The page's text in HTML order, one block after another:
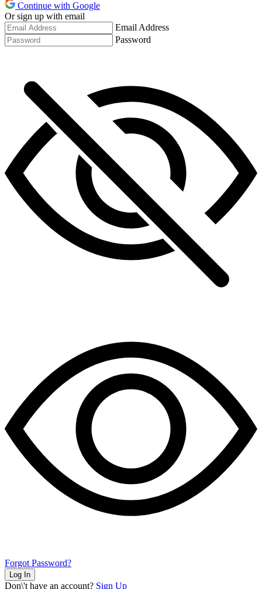
Continue with Google
Or sign up with email
Email Address
Password
Forgot Password?
Log In
Don\'t have an account? Sign Up